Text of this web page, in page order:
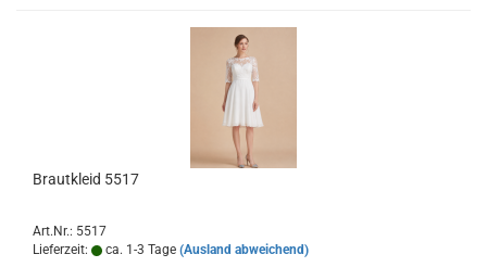
Brautkleid 5517
Art.Nr.: 5517
Lieferzeit:
ca. 1-3 Tage (Ausland abweichend)